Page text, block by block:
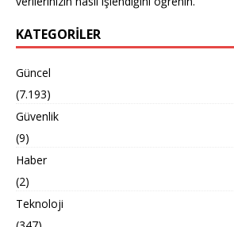
KATEGORILER
Güncel
(7.193)
Güvenlik
(9)
Haber
(2)
Teknoloji